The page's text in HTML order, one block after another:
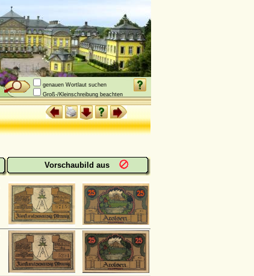
genauen Wortlaut suchen
Groß-/Kleinschreibung beachten
Vorschaubild aus